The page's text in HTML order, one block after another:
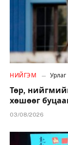
НИЙГЭМ Урлаг
Төр,
хөшөөг
03/08/2026